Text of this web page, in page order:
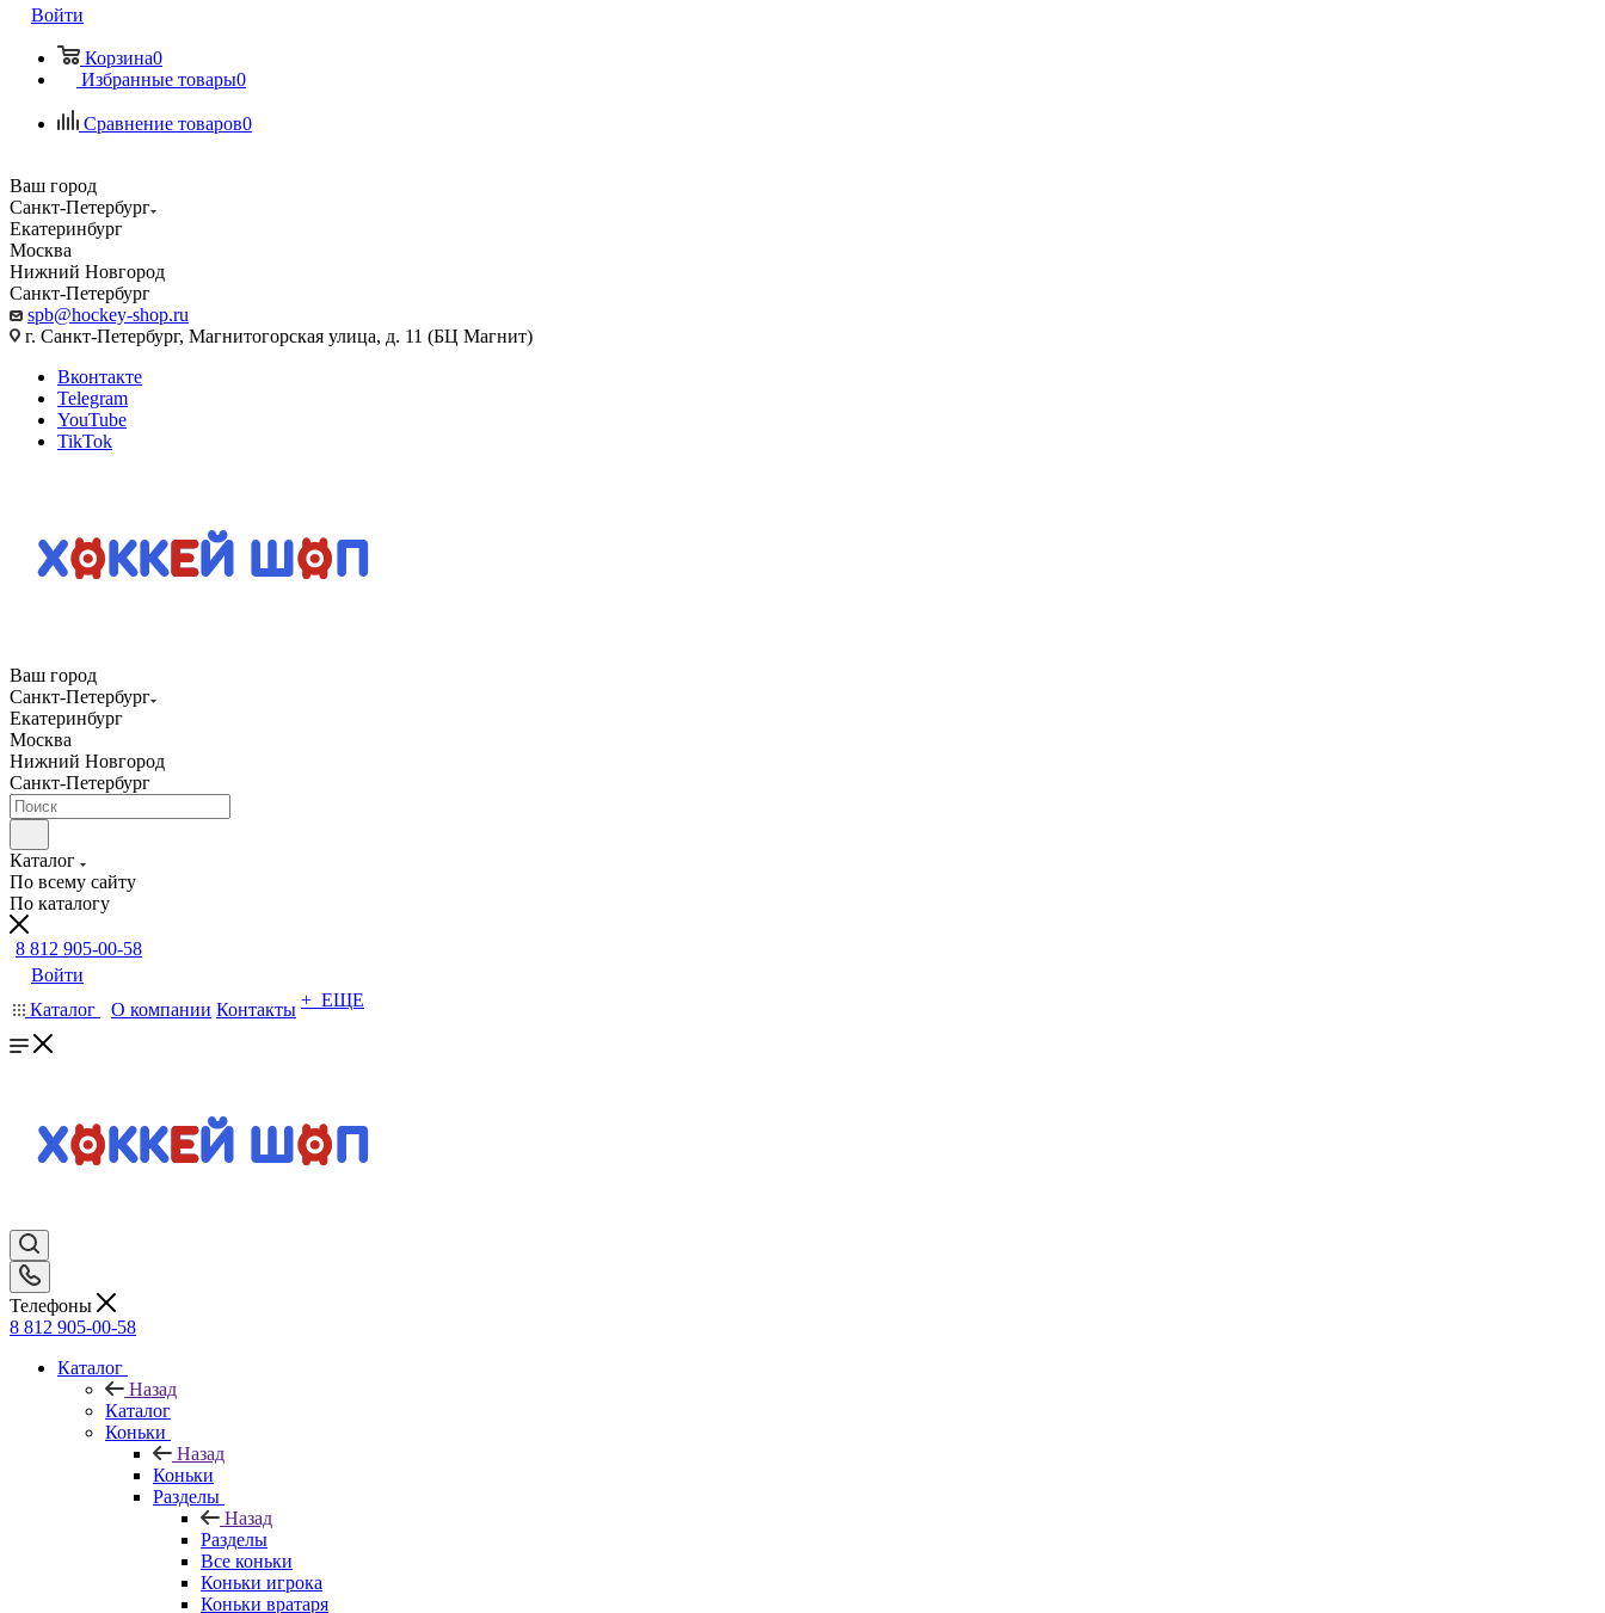
Войти
Корзина0
Избранные товары0
Сравнение товаров0
Ваш город
Санкт-Петербург
Екатеринбург
Москва
Нижний Новгород
Санкт-Петербург
spb@hockey-shop.ru
г. Санкт-Петербург, Магнитогорская улица, д. 11 (БЦ Магнит)
Вконтакте
Telegram
YouTube
TikTok
Ваш город
Санкт-Петербург
Екатеринбург
Москва
Нижний Новгород
Санкт-Петербург
Каталог
По всему сайту
По каталогу
8 812 905-00-58
Войти
Каталог
О компании Контакты + ЕЩЕ
Телефоны
8 812 905-00-58
Каталог
Назад
Каталог
Коньки
Назад
Коньки
Разделы
Назад
Разделы
Все коньки
Коньки игрока
Коньки вратаря